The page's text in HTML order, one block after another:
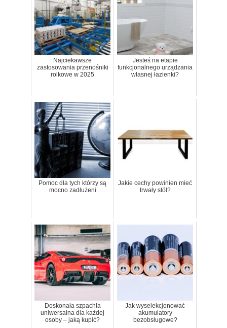
Najciekawsze
zastosowania przenośniki
rolkowe w 2025
Jesteś na etapie
funkcjonalnego urządzania
własnej łazienki?
Pomoc dla tych którzy są
mocno zadłużeni
Jakie cechy powinien mieć
trwały stół?
Doskonała szpachla
uniwersalna dla każdej
osoby – jaką kupić?
Jak wyselekcjonować
akumulatory
bezobsługowe?